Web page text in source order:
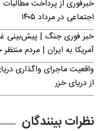
خبرفوری از پرداخت
اجتماعی در مرداد ۱۴۰۵
خبر فوری جنگ | پیش‌بینی
آمریکا به ایران | مردم
واقعیت ماجرای واگذاری
از دریای خزر
نظرات بینندگان